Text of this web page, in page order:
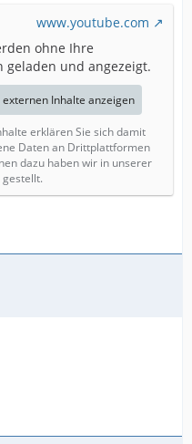
www.youtube.com
ohne Ihre
und angezeigt.
externen Inhalte anzeigen
erklären Sie sich damit
Daten an Drittplattformen
dazu haben wir in unserer